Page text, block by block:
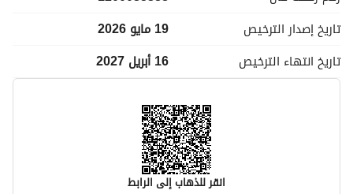
تاريخ إصدار الترخيص
19 مايو 2026
تاريخ انتهاء الترخيص 16 أبريل 2027
انقر للذهاب إلى الرابط